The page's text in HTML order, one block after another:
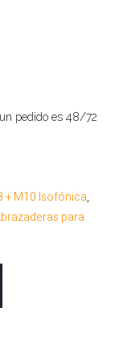
pedido es 48/72
+ M10 Isofónica,
para